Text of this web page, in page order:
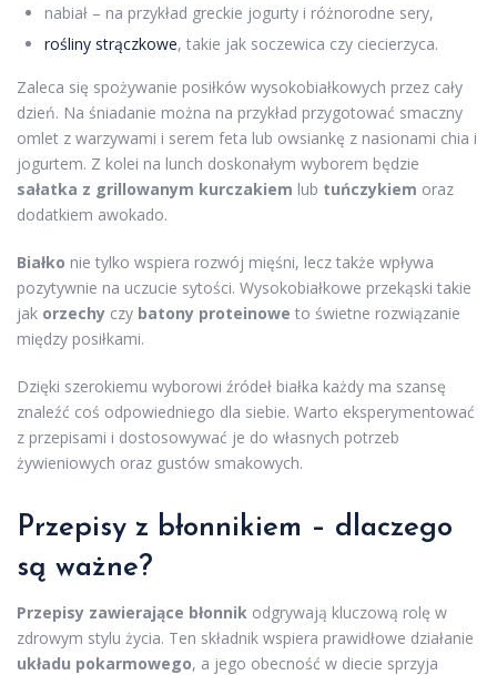
nabiał – na przykład greckie jogurty i różnorodne sery,
rośliny strączkowe, takie jak soczewica czy ciecierzyca.
Zaleca się spożywanie posiłków wysokobiałkowych przez cały
dzień. Na śniadanie można na przykład przygotować smaczny
omlet z warzywami i serem feta lub owsiankę z nasionami chia i
jogurtem. Z kolei na lunch doskonałym wyborem będzie
sałatka z grillowanym kurczakiem lub tuńczykiem oraz
dodatkiem awokado.
Białko nie tylko wspiera rozwój mięśni, lecz także wpływa
pozytywnie na uczucie sytości. Wysokobiałkowe przekąski takie
jak orzechy czy batony proteinowe to świetne rozwiązanie
między posiłkami.
Dzięki szerokiemu wyborowi źródeł białka każdy ma szansę
znaleźć coś odpowiedniego dla siebie. Warto eksperymentować
z przepisami i dostosowywać je do własnych potrzeb
żywieniowych oraz gustów smakowych.
Przepisy z błonnikiem – dlaczego
są ważne?
Przepisy zawierające błonnik odgrywają kluczową rolę w
zdrowym stylu życia. Ten składnik wspiera prawidłowe działanie
układu pokarmowego, a jego obecność w diecie sprzyja